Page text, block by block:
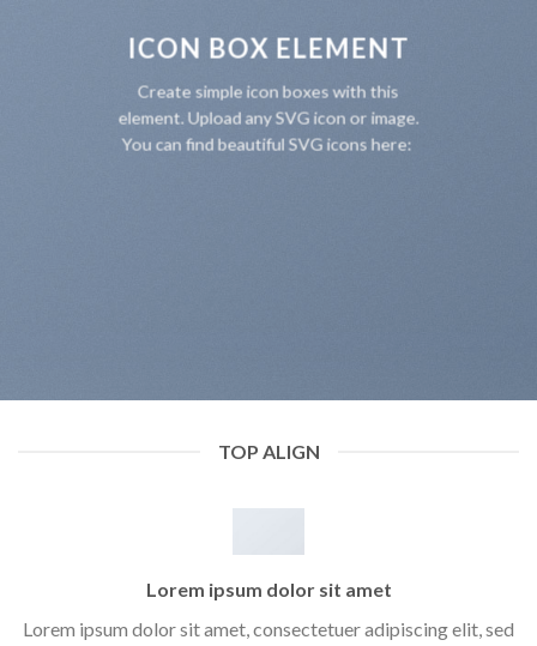
ICON BOX ELEMENT
Create simple icon boxes with this
element. Upload any SVG icon or image.
You can find beautiful SVG icons here:
TOP ALIGN
Lorem ipsum dolor sit amet
Lorem ipsum dolor sit amet, consectetuer adipiscing elit, sed